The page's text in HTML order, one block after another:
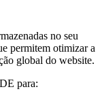
no seu
permitem otimizar a
global do website.
para: